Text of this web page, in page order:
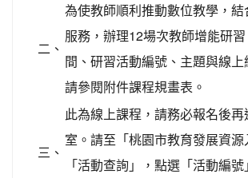
二、
為使教師順利推動數位教學，結
服務，辦理12場次教師增能研
間、研習活動編號、主題與線上
請參閱附件課程規畫表。
三、
此為線上課程，請務必報名後
室。請至「桃園市教育發展資
「活動查詢」，點選「活動編